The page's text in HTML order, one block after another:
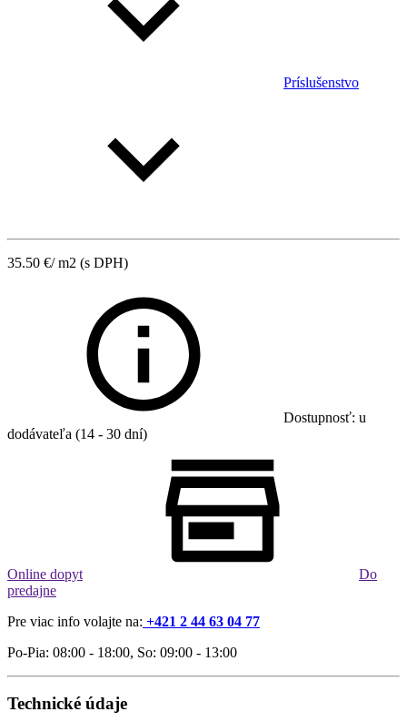
Príslušenstvo
35.50 €/ m2 (s DPH)
Dostupnosť: u
dodávateľa (14 - 30 dní)
Online dopyt
Do
predajne
Pre viac info volajte na: +421 2 44 63 04 77
Po-Pia: 08:00 - 18:00, So: 09:00 - 13:00
Technické údaje